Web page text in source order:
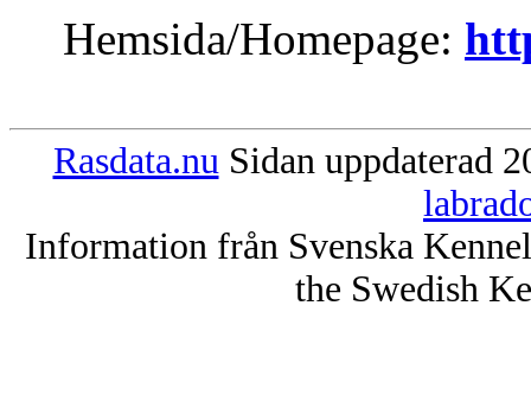
Hemsida/Homepage:
Rasdata.nu Sidan uppdaterad
Information från Svenska
the Swedish